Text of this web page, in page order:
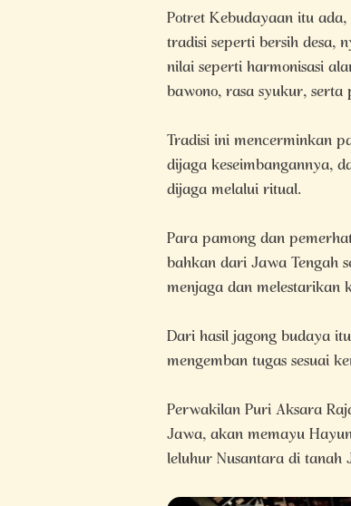
Potret Kebudayaan itu
tradisi seperti bersih desa,
nilai seperti harmonisasi
bawono, rasa syukur,
Tradisi ini mencerminkan
dijaga keseimbangannya,
dijaga melalui ritual.
Para pamong dan
bahkan dari Jawa Tengah
menjaga dan melestarikan
Dari hasil jagong budaya
mengemban tugas sesuai
Perwakilan Puri Aksara
Jawa, akan memayu
leluhur Nusantara di tanah